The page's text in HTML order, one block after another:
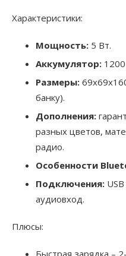
Характеристики:
Мощность: 5 Вт.
Аккумулятор:
Размеры:
банку).
Дополнения:
разных цветов,
радио.
Особенности
Подключения:
аудиовход.
Плюсы: